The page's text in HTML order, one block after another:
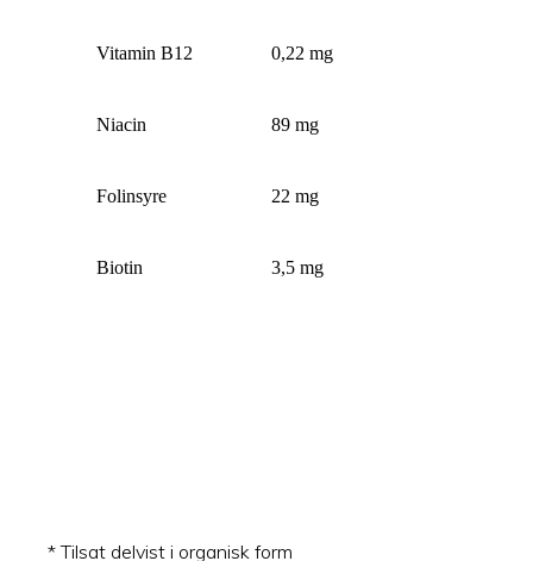
Vitamin B12 0,22 mg
Niacin 89 mg
Folinsyre 22 mg
Biotin 3,5 mg
* Tilsat delvist i organisk form